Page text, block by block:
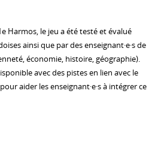
Harmos, le jeu a été testé et évalué
ainsi que par des enseignant·e·s de
économie, histoire, géographie).
avec des pistes en lien avec le
aider les enseignant·e·s à intégrer ce